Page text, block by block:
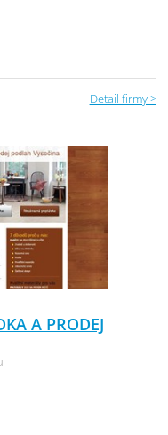
Detail firmy >
A PRODEJ